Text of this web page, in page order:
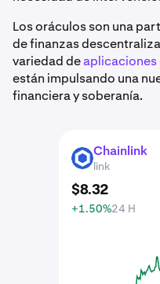
Los oráculos son una
de finanzas
variedad deaplicaciones
están impulsando una
financiera y soberanía.
LINK Chainlink
link
$8.32
+1.50%24 H